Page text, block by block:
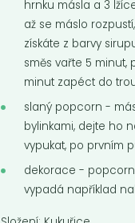
Sezam černý
neloupaný BIO
Černý sezam je chuťově o
výraznější než světlý.
219Kč/ Kg
hrnku másla a 3
až se máslo
získáte z barvy
směs vařte 5
minut zapéct do
slaný popcorn -
bylinkami, dejte ho
vypukat, po prvním
dekorace - popcorn
vypadá například